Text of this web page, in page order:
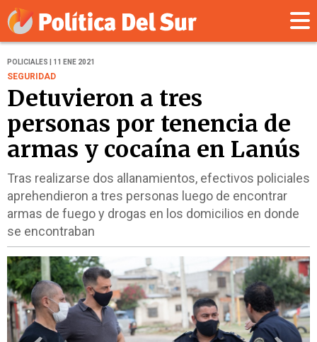
POLICIALES | 11 ENE 2021
SEGURIDAD
Detuvieron a tres
personas por tenencia de
armas y cocaína en Lanús
Tras realizarse dos allanamientos, efectivos policiales
aprehendieron a tres personas luego de encontrar
armas de fuego y drogas en los domicilios en donde
se encontraban